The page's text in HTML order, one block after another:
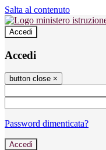
Salta al contenuto
Accedi
Accedi
button close ×
Password dimenticata?